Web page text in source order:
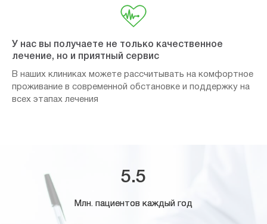
У нас вы получаете не только качественное
лечение, но и приятный сервис
В наших клиниках можете рассчитывать на комфортное
проживание в современной обстановке и поддержку на
всех этапах лечения
5.5
Млн. пациентов каждый год